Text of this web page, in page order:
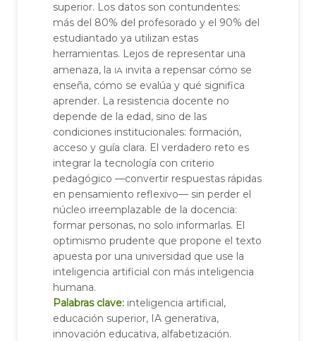
superior. Los datos son contundentes:
más del 80% del profesorado y el 90% del
estudiantado ya utilizan estas
herramientas. Lejos de representar una
amenaza, la ia invita a repensar cómo se
enseña, cómo se evalúa y qué significa
aprender. La resistencia docente no
depende de la edad, sino de las
condiciones institucionales: formación,
acceso y guía clara. El verdadero reto es
integrar la tecnología con criterio
pedagógico —convertir respuestas rápidas
en pensamiento reflexivo— sin perder el
núcleo irreemplazable de la docencia:
formar personas, no solo informarlas. El
optimismo prudente que propone el texto
apuesta por una universidad que use la
inteligencia artificial con más inteligencia
humana.
Palabras clave: inteligencia artificial,
educación superior, IA generativa,
innovación educativa, alfabetización.